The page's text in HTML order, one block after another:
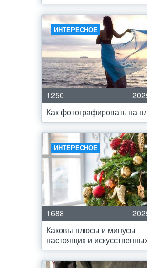
ИНТЕРЕСНОЕ
1250
Как фотографировать на
ИНТЕРЕСНОЕ
1688
Каковы плюсы и минусы
настоящих и